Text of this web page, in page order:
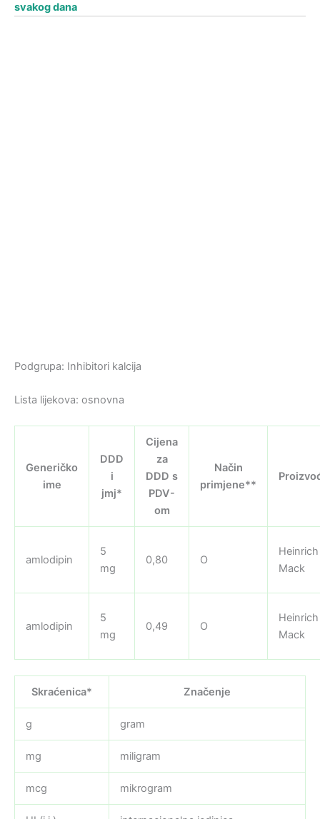
svakog dana
Podgrupa: Inhibitori kalcija
Lista lijekova: osnovna
Generičko
ime
DDD
i
jmj*
Cijena
za
DDD s
PDV-
om
Način
primjene**
amlodipin
5
mg
0,80 O
Heinrich
Mack
amlodipin
5
mg
0,49 O
Heinrich
Mack
Skraćenica* Značenje
g gram
mg miligram
mcg mikrogram